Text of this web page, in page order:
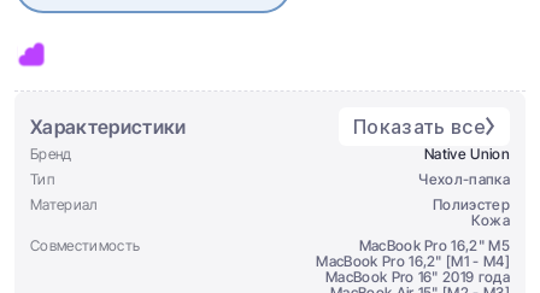
Характеристики Показать все
Бренд
Native Union
Тип
Чехол-папка
Материал
Полиэстер
Кожа
Совместимость
MacBook Pro 16,2" M5
MacBook Pro 16,2" [M1 - M4]
MacBook Pro 16" 2019 года